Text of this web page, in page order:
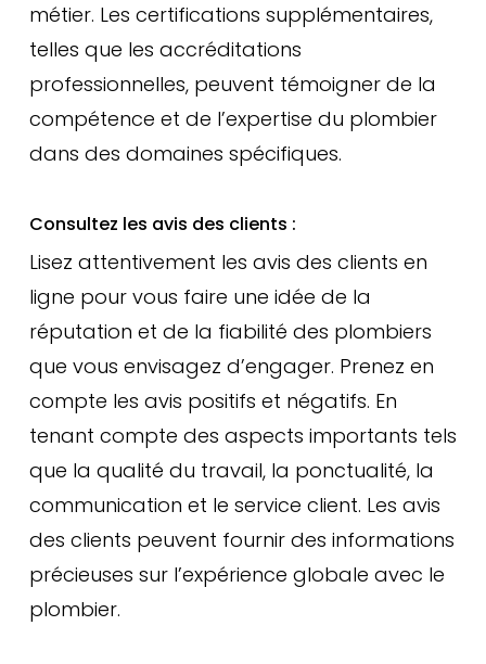
métier. Les certifications supplémentaires,
telles que les accréditations
professionnelles, peuvent témoigner de la
compétence et de l’expertise du plombier
dans des domaines spécifiques.
Consultez les avis des clients :
Lisez attentivement les avis des clients en
ligne pour vous faire une idée de la
réputation et de la fiabilité des plombiers
que vous envisagez d’engager. Prenez en
compte les avis positifs et négatifs. En
tenant compte des aspects importants tels
que la qualité du travail, la ponctualité, la
communication et le service client. Les avis
des clients peuvent fournir des informations
précieuses sur l’expérience globale avec le
plombier.